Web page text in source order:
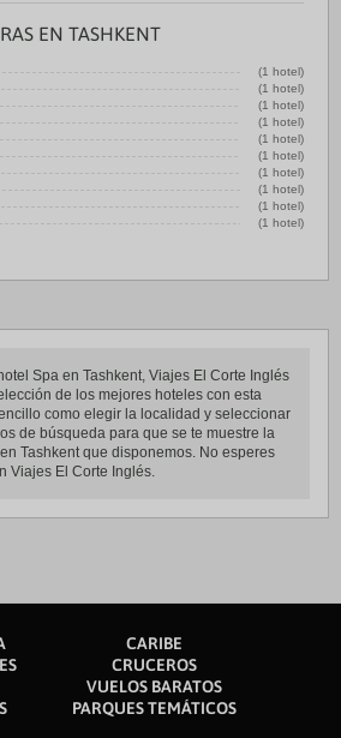
EN TASHKENT
(1 hotel)
(1 hotel)
(1 hotel)
(1 hotel)
(1 hotel)
(1 hotel)
(1 hotel)
(1 hotel)
(1 hotel)
(1 hotel)
Spa en Tashkent, Viajes El Corte Inglés
de los mejores hoteles con esta
como elegir la localidad y seleccionar
de búsqueda para que se te muestre la
Tashkent que disponemos. No esperes
Viajes El Corte Inglés.
CARIBE
CRUCEROS
VUELOS BARATOS
PARQUES TEMÁTICOS